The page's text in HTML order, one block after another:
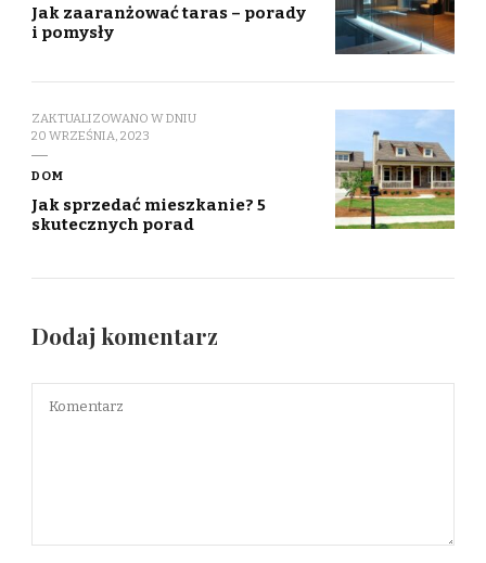
Jak zaaranżować taras – porady
i pomysły
ZAKTUALIZOWANO W DNIU
20 WRZEŚNIA, 2023
DOM
Jak sprzedać mieszkanie? 5
skutecznych porad
Dodaj komentarz